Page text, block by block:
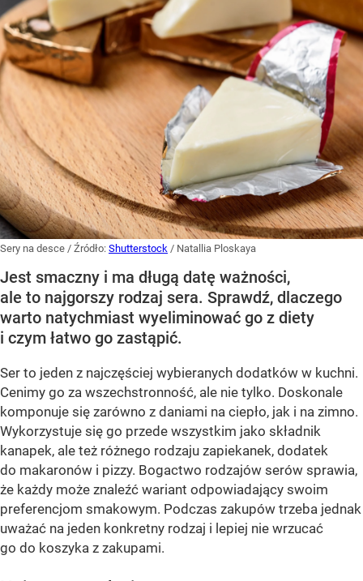
Sery na desce / Źródło: Shutterstock / Natallia Ploskaya
Jest smaczny i ma długą datę ważności,
ale to najgorszy rodzaj sera. Sprawdź, dlaczego
warto natychmiast wyeliminować go z diety
i czym łatwo go zastąpić.
Ser to jeden z najczęściej wybieranych dodatków w kuchni.
Cenimy go za wszechstronność, ale nie tylko. Doskonale
komponuje się zarówno z daniami na ciepło, jak i na zimno.
Wykorzystuje się go przede wszystkim jako składnik
kanapek, ale też różnego rodzaju zapiekanek, dodatek
do makaronów i pizzy. Bogactwo rodzajów serów sprawia,
że każdy może znaleźć wariant odpowiadający swoim
preferencjom smakowym. Podczas zakupów trzeba jednak
uważać na jeden konkretny rodzaj i lepiej nie wrzucać
go do koszyka z zakupami.